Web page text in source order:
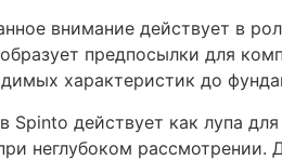
внимание действует в
предпосылки для
характеристик до
Spinto действует как лупа
неглубоком рассмотрении.